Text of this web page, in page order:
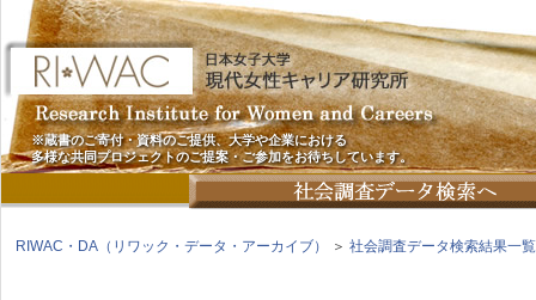
※蔵書のご寄付・資料のご提供、大学や企業における
多様な共同プロジェクトのご提案・ご参加をお待ちしています。
RIWAC・DA（リワック・データ・アーカイブ） ＞ 社会調査データ検索結果一覧